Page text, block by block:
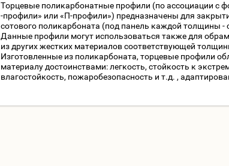
Торцевые поликарбонатные профили (по ассоциации с
-профили» или «П-профили») предназначены для
сотового поликарбоната (под панель каждой толщины -
Данные профили могут использоваться также для
из других жестких материалов соответствующей
Изготовленные из поликарбоната, торцевые профили
материалу достоинствами: легкость, стойкость к
влагостойкость, пожаробезопасность и т.д. ,